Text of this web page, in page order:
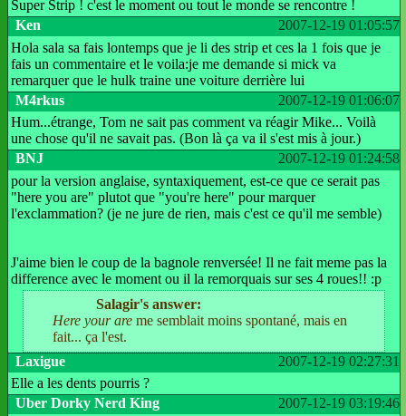
Super Strip ! c'est le moment ou tout le monde se rencontre !
2007-12-19 01:05:57
Ken
Hola sala sa fais lontemps que je li des strip et ces la 1 fois que je
fais un commentaire et le voila:je me demande si mick va
remarquer que le hulk traine une voiture derrière lui
2007-12-19 01:06:07
M4rkus
Hum...étrange, Tom ne sait pas comment va réagir Mike... Voilà
une chose qu'il ne savait pas. (Bon là ça va il s'est mis à jour.)
2007-12-19 01:24:58
BNJ
pour la version anglaise, syntaxiquement, est-ce que ce serait pas
"here you are" plutot que "you're here" pour marquer
l'exclammation? (je ne jure de rien, mais c'est ce qu'il me semble)
J'aime bien le coup de la bagnole renversée! Il ne fait meme pas la
difference avec le moment ou il la remorquais sur ses 4 roues!! :p
Salagir's answer:
Here your are me semblait moins spontané, mais en
fait... ça l'est.
2007-12-19 02:27:31
Laxigue
Elle a les dents pourris ?
2007-12-19 03:19:46
Uber Dorky Nerd King